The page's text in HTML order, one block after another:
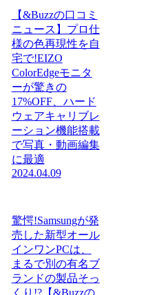
【&Buzzの口コミ
ニュース】プロ仕
様の色再現性を自
宅で!EIZO
ColorEdgeモニタ
ーが驚きの
17%OFF、ハード
ウェアキャリブレ
ーション機能搭載
で写真・動画編集
に最適
2024.04.09
驚愕!Samsungが発
売した新型オール
インワンPCは、
まるで別の有名ブ
ランドの製品そっ
くり!?【&Buzzの